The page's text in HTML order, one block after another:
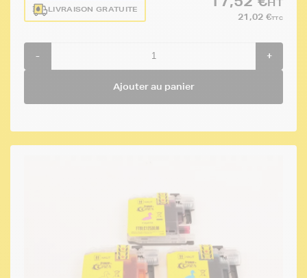
LIVRAISON GRATUITE
21,02 €TTC
- +
Ajouter au panier